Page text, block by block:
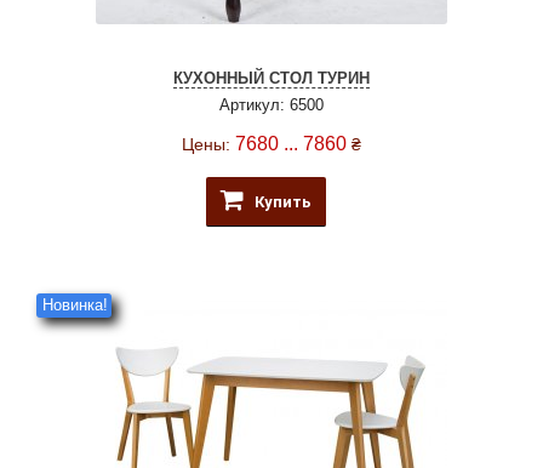
КУХОННЫЙ СТОЛ ТУРИН
Артикул: 6500
Цены: 7680 ... 7860 ₴
Купить
Новинка!